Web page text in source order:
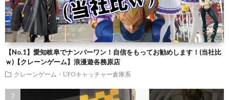
【No.1】愛知岐阜でナンバーワン！自信をもってお勧めします！(当社比
ｗ)【クレーンゲーム】浪漫遊各務原店
クレーンゲーム・UFOキャッチャー倉庫系